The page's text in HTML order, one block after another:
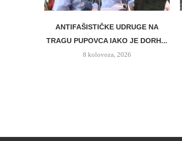
ANTIFAŠISTIČKE UDRUGE NA
TRAGU PUPOVCA IAKO JE DORH...
8 kolovoza, 2026